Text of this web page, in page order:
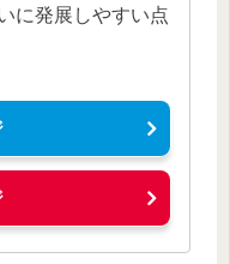
に発展しやすい点